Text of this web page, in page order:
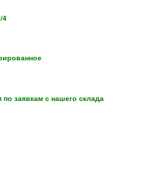
4
заявкам с нашего склада